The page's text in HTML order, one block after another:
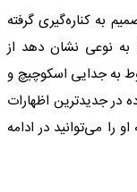
به کناره‌گیری گرفته
به نوعی نشان دهد از
به جدایی اسکوچیچ و
در جدیدترین اظهارات
را می‌توانید در ادامه